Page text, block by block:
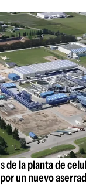
de la planta de
un nuevo